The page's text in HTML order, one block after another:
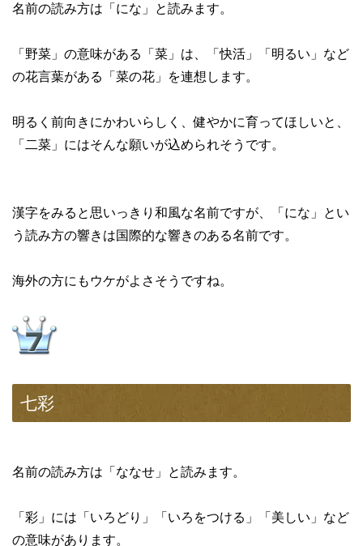
名前の読み方は「にな」と読みます。
「野菜」の意味がある「菜」は、「快活」「明るい」など
の花言葉がある「菜の花」を連想します。
明るく前向きにかわいらしく、健やかに育ってほしいと、
「二菜」にはそんな願いが込められそうです。
漢字をみると思いっきり和風な名前ですが、「にな」とい
う読み方の響きは国際的な響きのある名前です。
海外の方にもウケがよさそうですね。
七彩
名前の読み方は「ななせ」と読みます。
「彩」には「いろどり」「いろをつける」「美しい」など
の意味があります。